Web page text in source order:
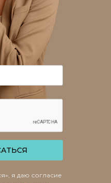
я даю согласие